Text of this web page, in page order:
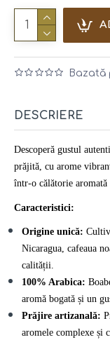
Bazată
DESCRIERE
Descoperă gustul
prăjită, cu arome
într-o călătorie aromată
Caracteristici:
Origine unică:
Nicaragua, cafeaua
calității.
100% Arabica:
aromă bogată și un
Prăjire artizanală:
aromele complexe și